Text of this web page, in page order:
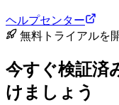
ヘルプセンター
無料トライアルを
今すぐ検証済
けましょう